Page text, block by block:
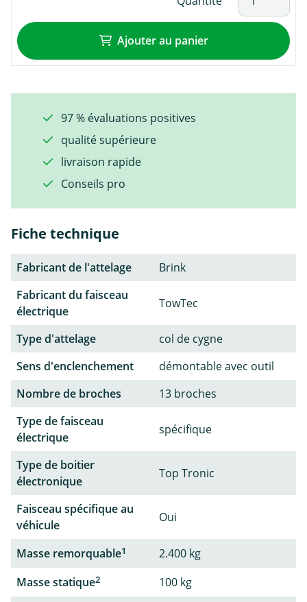
Ajouter au panier
97 % évaluations positives
qualité supérieure
livraison rapide
Conseils pro
Fiche technique
Fabricant de l'attelage
Brink
Fabricant du faisceau
électrique
TowTec
Type d'attelage
col de cygne
Sens d'enclenchement
démontable avec outil
Nombre de broches
13 broches
Type de faisceau
électrique
spécifique
Type de boitier
électronique
Top Tronic
Faisceau spécifique au
véhicule
Oui
Masse remorquable1
2.400 kg
Masse statique2
100 kg